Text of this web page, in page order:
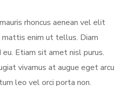
rhoncus aenean vel elit
mattis enim ut tellus. Diam
Etiam sit amet nisl purus.
vivamus at augue eget arcu
leo vel orci porta non.